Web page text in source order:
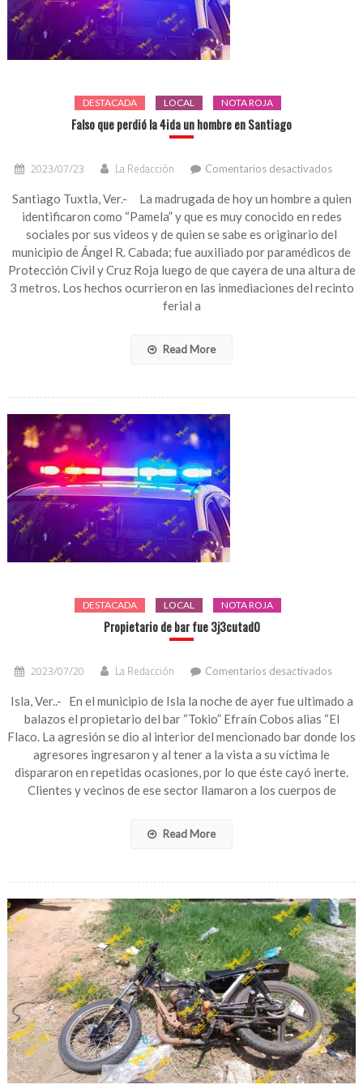
DESTACADA LOCAL NOTA ROJA
Falso que perdió la 4ida un hombre en Santiago
2023/07/23 La Redacción Comentarios desactivados
que
4ida
un
en
Santiago Tuxtla, Ver.- La madrugada de hoy un hombre a quien
identificaron como “Pamela” y que es muy conocido en redes
sociales por sus videos y de quien se sabe es originario del
municipio de Ángel R. Cabada; fue auxiliado por paramédicos de
Protección Civil y Cruz Roja luego de que cayera de una altura de
3 metros. Los hechos ocurrieron en las inmediaciones del recinto
ferial a
Read More
DESTACADA LOCAL NOTA ROJA
Propietario de bar fue 3j3cutad0
2023/07/20 La Redacción Comentarios desactivados
de
bar
Isla, Ver..- En el municipio de Isla la noche de ayer fue ultimado a
balazos el propietario del bar “Tokio” Efraín Cobos alias “El
Flaco. La agresión se dio al interior del mencionado bar donde los
agresores ingresaron y al tener a la vista a su víctima le
dispararon en repetidas ocasiones, por lo que éste cayó inerte.
Clientes y vecinos de ese sector llamaron a los cuerpos de
Read More